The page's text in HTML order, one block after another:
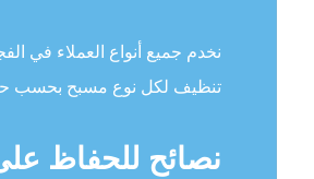
نخدم جميع أنواع العملاء في
تنظيف لكل نوع مسبح بحسب
نصائح للحفاظ